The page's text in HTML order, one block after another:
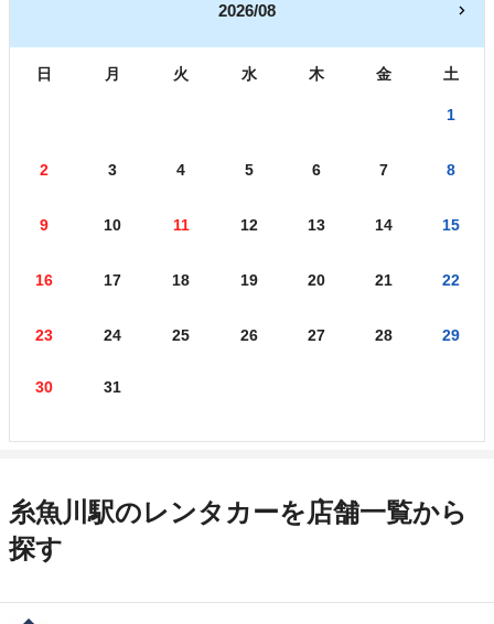
2026/08
日 月 火 水 木 金 土
1
2 3 4 5 6 7 8
9 10 11 12 13 14 15
16 17 18 19 20 21 22
23 24 25 26 27 28 29
30 31
糸魚川駅のレンタカーを店舗一覧から
探す